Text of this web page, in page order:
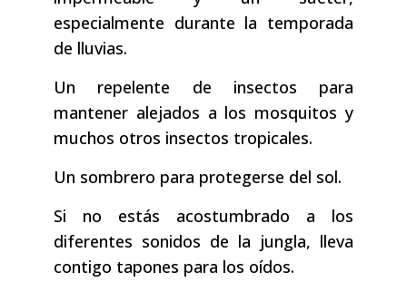
especialmente durante la temporada
de lluvias.
Un repelente de insectos para
mantener alejados a los mosquitos y
muchos otros insectos tropicales.
Un sombrero para protegerse del sol.
Si no estás acostumbrado a los
diferentes sonidos de la jungla, lleva
contigo tapones para los oídos.